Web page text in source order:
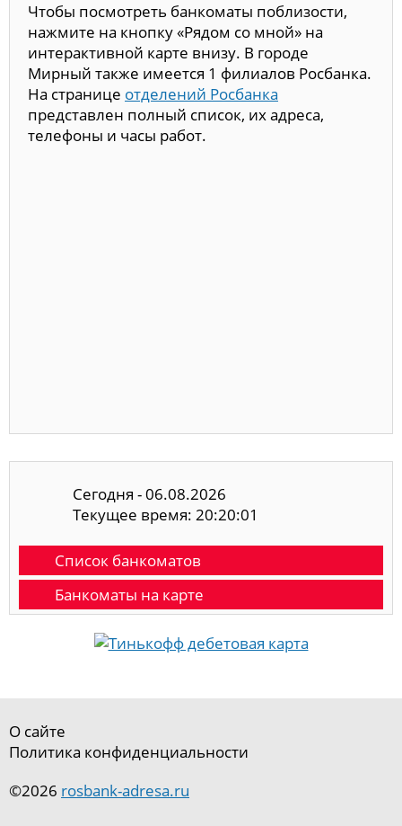
Чтобы посмотреть банкоматы поблизости,
нажмите на кнопку «Рядом со мной» на
интерактивной карте внизу. В городе
Мирный также имеется 1 филиалов Росбанка.
На странице отделений Росбанка
представлен полный список, их адреса,
телефоны и часы работ.
Сегодня - 06.08.2026
Текущее время: 20:20:02
Список банкоматов
Банкоматы на карте
О сайте
Политика конфиденциальности
©2026 rosbank-adresa.ru